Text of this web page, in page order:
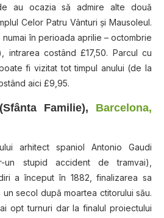
au ocazia să admire alte două
Celor Patru Vânturi şi Mausoleul.
în perioada aprilie – octombrie
intrarea costând £17,50. Parcul cu
fi vizitat tot timpul anului (de la
aici £9,95.
Familie), Bаrсеlоnа,
arhitect spaniol Antonio Gaudi
stupid accident de tramvai),
a început în 1882, finalizarea sa
secol după moartea ctitorului său.
opt turnuri dar la finalul proiectului